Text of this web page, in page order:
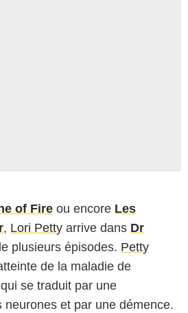
of Fire ou encore Les
, Lori Petty arrive dans Dr
plusieurs épisodes. Petty
de la maladie de
se traduit par une
neurones et par une démence.